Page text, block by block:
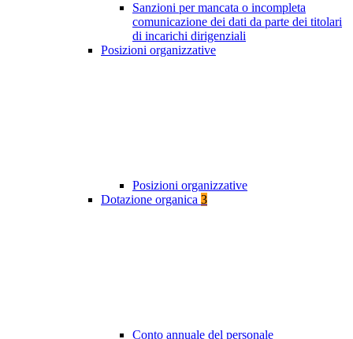
Sanzioni per mancata o incompleta
comunicazione dei dati da parte dei titolari
di incarichi dirigenziali
Posizioni organizzative
Posizioni organizzative
Dotazione organica 3
Conto annuale del personale